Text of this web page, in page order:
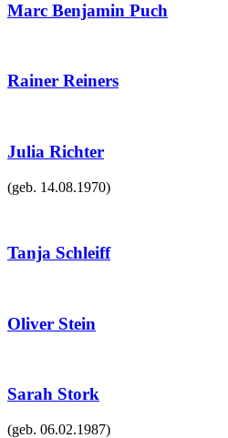
Marc Benjamin Puch
Rainer Reiners
Julia Richter
(geb. 14.08.1970)
Tanja Schleiff
Oliver Stein
Sarah Stork
(geb. 06.02.1987)